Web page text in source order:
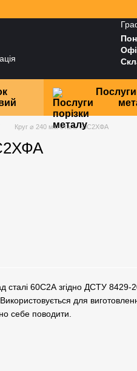
Круг ⌀ 240 мм сталь 60С2ХФА
60С2А згідно ДСТУ 8429-
для
себе поводити.